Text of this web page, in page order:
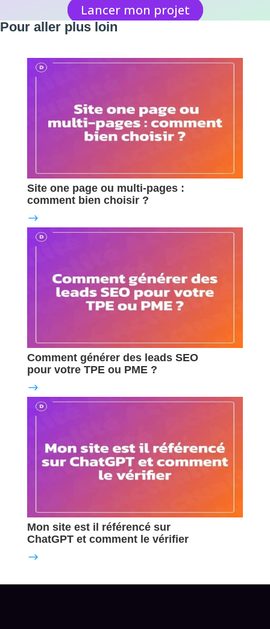
Lancer mon projet
Pour aller plus loin
Site one page ou multi-pages :
comment bien choisir ?
Comment générer des leads SEO
pour votre TPE ou PME ?
Mon site est il référencé sur
ChatGPT et comment le vérifier